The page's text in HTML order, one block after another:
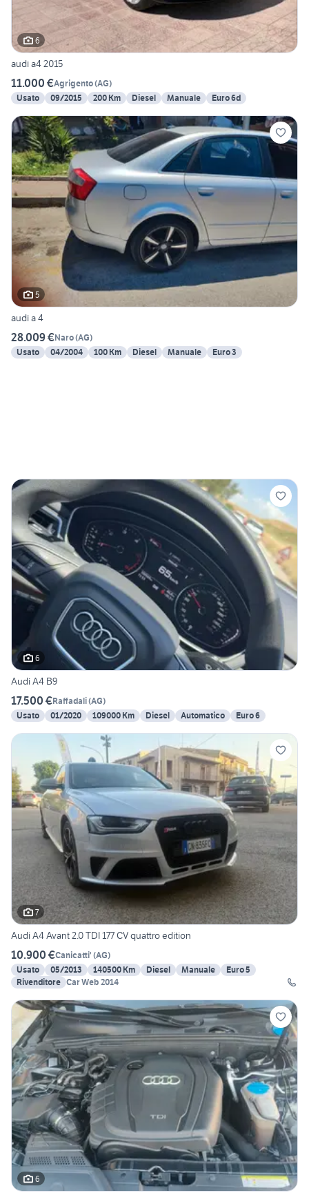
6
audi a4 2015
11.000 €Agrigento(AG)
Usato
09/2015 200 Km Diesel Manuale Euro 6d
5
audi a 4
28.009 €Naro(AG)
Usato
04/2004 100 Km Diesel Manuale Euro 3
6
Audi A4 B9
17.500 €Raffadali(AG)
Usato
01/2020 109000 Km Diesel Automatico Euro 6
7
Audi A4 Avant 2.0 TDI 177 CV quattro edition
10.900 €Canicatti' (AG)
Usato
05/2013 140500 Km Diesel Manuale
Euro 5
Rivenditore Car Web 2014
6